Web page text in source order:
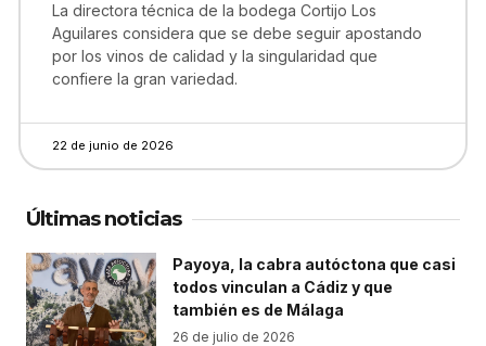
La directora técnica de la bodega Cortijo Los
Aguilares considera que se debe seguir apostando
por los vinos de calidad y la singularidad que
confiere la gran variedad.
22 de junio de 2026
Últimas noticias
Payoya, la cabra autóctona que casi
todos vinculan a Cádiz y que
también es de Málaga
26 de julio de 2026